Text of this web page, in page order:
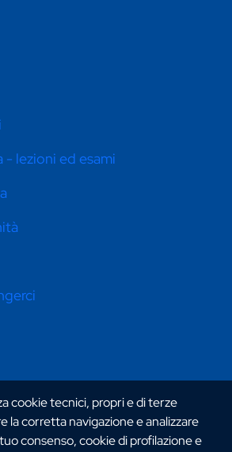
cookie tecnici, propri e di terze
la corretta navigazione e analizzare
consenso, cookie di profilazione e
- lezioni ed esami